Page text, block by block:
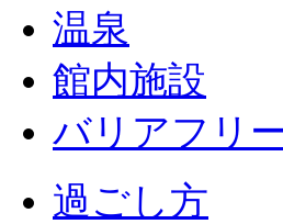
温泉
館内施設
バリアフリ
過ごし方